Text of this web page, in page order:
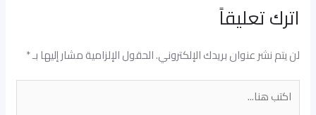
اترك تعليقاً
لن يتم نشر عنوان بريدك الإلكتروني.الحقول الإلزامية مشار إليها بـ*
اكتب
هنا...